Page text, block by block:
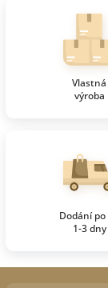
Vlastná
výroba
Dodání po
1-3 dny